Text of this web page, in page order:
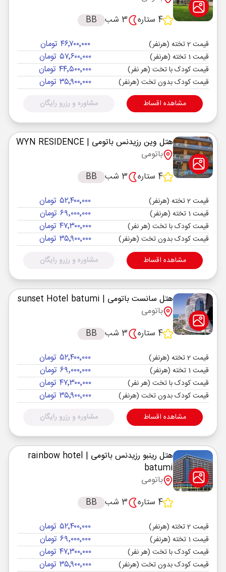
4 ستاره
3 شب BB
قیمت 2 تخته (هرنفر) ۴۶٬۷۰۰٬۰۰۰ تومان
قیمت 1 تخته (هرنفر) ۵۷٬۶۰۰٬۰۰۰ تومان
قیمت کودک با تخت (هر نفر) ۴۴٬۵۰۰٬۰۰۰ تومان
قیمت کودک بدون تخت (هرنفر) ۳۵٬۹۰۰٬۰۰۰ تومان
مشاهده اقساط مشاوره و رزرو رایگان
هتل وین رزیدنس باتومی | WYN RESIDENCE
باتومی
4 ستاره
3 شب BB
قیمت 2 تخته (هرنفر) ۵۲٬۴۰۰٬۰۰۰ تومان
قیمت 1 تخته (هرنفر) ۶۹٬۰۰۰٬۰۰۰ تومان
قیمت کودک با تخت (هر نفر) ۴۷٬۳۰۰٬۰۰۰ تومان
قیمت کودک بدون تخت (هرنفر) ۳۵٬۹۰۰٬۰۰۰ تومان
مشاهده اقساط مشاوره و رزرو رایگان
هتل سانست باتومی | sunset Hotel batumi
باتومی
4 ستاره
3 شب BB
قیمت 2 تخته (هرنفر) ۵۲٬۴۰۰٬۰۰۰ تومان
قیمت 1 تخته (هرنفر) ۶۹٬۰۰۰٬۰۰۰ تومان
قیمت کودک با تخت (هر نفر) ۴۷٬۳۰۰٬۰۰۰ تومان
قیمت کودک بدون تخت (هرنفر) ۳۵٬۹۰۰٬۰۰۰ تومان
مشاهده اقساط مشاوره و رزرو رایگان
هتل رینبو رزیدنس باتومی
| rainbow hotel
batumi
باتومی
4 ستاره
3 شب BB
قیمت 2 تخته (هرنفر) ۵۲٬۴۰۰٬۰۰۰ تومان
قیمت 1 تخته (هرنفر) ۶۹٬۰۰۰٬۰۰۰ تومان
قیمت کودک با تخت (هر نفر) ۴۷٬۳۰۰٬۰۰۰ تومان
قیمت کودک بدون تخت (هرنفر) ۳۵٬۹۰۰٬۰۰۰ تومان